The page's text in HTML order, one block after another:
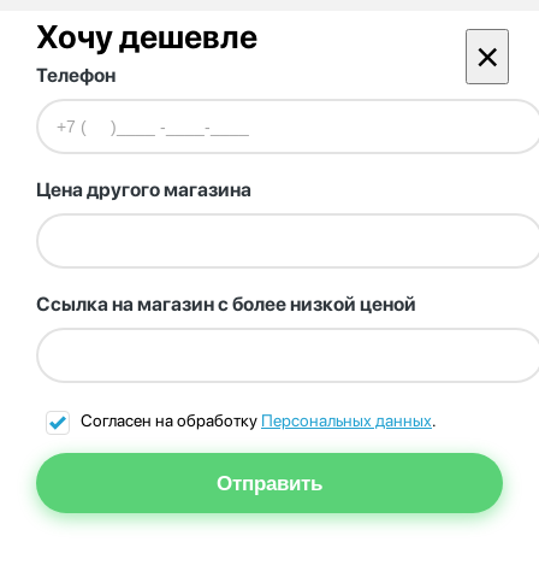
Хочу дешевле ×
Телефон
Цена другого магазина
Ссылка на магазин с более низкой ценой
Согласен на обработку Персональных данных.
Отправить